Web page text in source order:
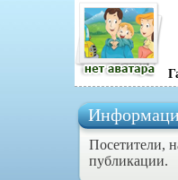
Посетители,
публикации.